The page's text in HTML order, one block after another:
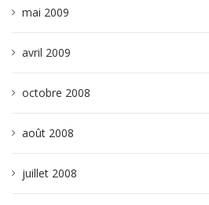
mai 2009
avril 2009
octobre 2008
août 2008
juillet 2008